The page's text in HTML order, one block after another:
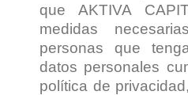
que AKTIVA
medidas
personas que
datos personales
política de